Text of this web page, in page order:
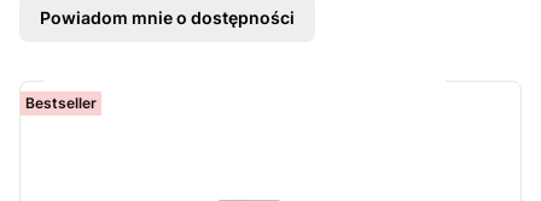
Powiadom mnie o dostępności
Bestseller